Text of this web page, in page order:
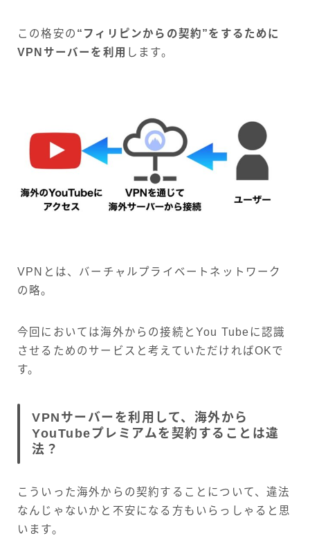
この格安の “フィリピンからの契約”をするために
VPNサーバーを利用 します。
VPNとは、バーチャルプライベートネットワーク
の略。
今回においては海外からの接続とYou Tubeに認識
させるためのサービスと考えていただければOKで
す。
VPNサーバーを利用して、海外から
YouTubeプレミアムを契約することは違
法？
こういった海外からの契約することについて、違法
なんじゃないかと不安になる方もいらっしゃると思
います。